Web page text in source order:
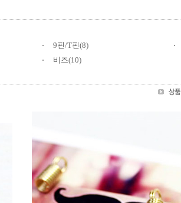
9핀/T핀(8)
비즈(10)